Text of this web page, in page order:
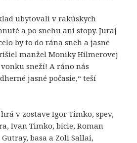
ubytovali v rakúskych
a po snehu ani stopy. Juraj
by to do rána sneh a jasné
manžel Moniky Hilmerovej
sneží! A ráno nás
jasné počasie,“ teší
v zostave Igor Timko, spev,
Ivan Timko, bicie, Roman
basa a Zoli Sallai,